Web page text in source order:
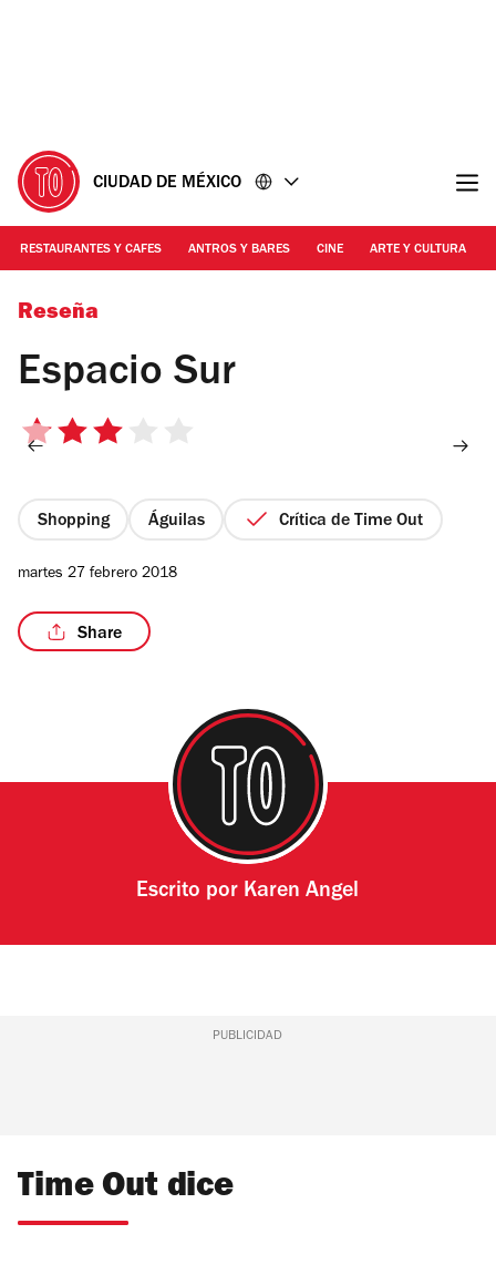
CIUDAD DE MÉXICO
RESTAURANTES Y CAFES ANTROS Y BARES CINE ARTE Y CULTURA
Foto: Cortesía Espacio Sur
Reseña
Espacio Sur
3
estrellas
Shopping Águilas Crítica de Time Out
martes 27 febrero 2018
Share
Escrito por Karen Angel
PUBLICIDAD
Time Out dice